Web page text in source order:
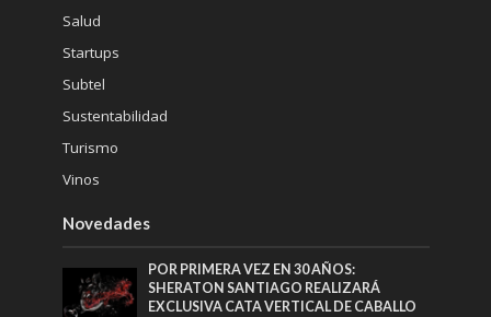
Salud
Startups
Subtel
Sustentabilidad
Turismo
Vinos
Novedades
POR PRIMERA VEZ EN 30 AÑOS:
SHERATON SANTIAGO REALIZARÁ
EXCLUSIVA CATA VERTICAL DE CABALLO